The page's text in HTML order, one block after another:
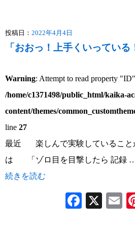
投稿日： 2022年4月4日
「おおっ！上手くいっている
Warning: Attempt to read property
/home/c1371498/public_html/kaika-
content/themes/
line 27
最近 楽しんで実験しているこ
は 「ゾロ目を目撃したら 記録
続きを読む
X